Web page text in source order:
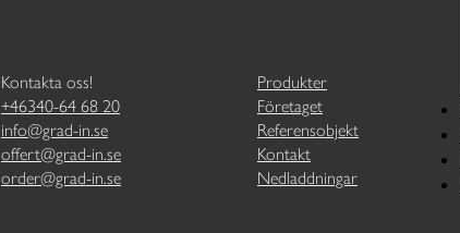
Kontakta oss!
+46340-64 68 20
info@grad-in.se
offert@grad-in.se
order@grad-in.se
Produkter
Företaget
Referensobjekt
Kontakt
Nedladdningar